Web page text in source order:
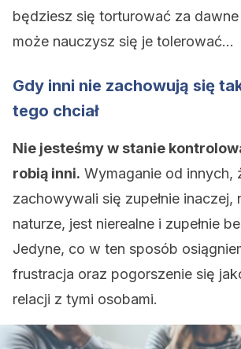
będziesz się torturować za dawne
może nauczysz się je tolerować…
Gdy inni nie zachowują się
tego chciał
Nie jesteśmy w stanie
robią inni. Wymaganie od innych,
zachowywali się zupełnie inaczej,
naturze, jest nierealne i zupełnie
Jedyne, co w ten sposób
frustracja oraz pogorszenie się
relacji z tymi osobami.